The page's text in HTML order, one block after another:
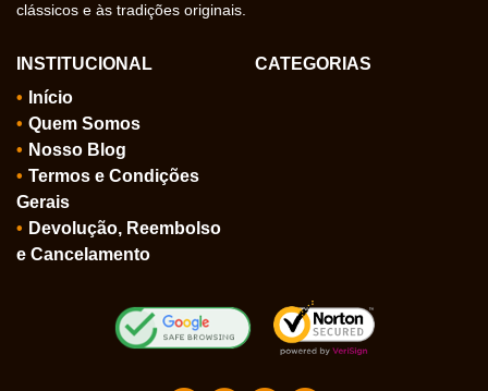
clássicos e às tradições originais.
INSTITUCIONAL
Início
Quem Somos
Nosso Blog
Termos e Condições
Gerais
Devolução, Reembolso
e Cancelamento
CATEGORIAS